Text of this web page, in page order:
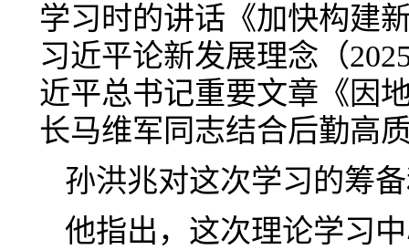
学习时的讲话《加快构建
习近平论新发展理念（
近平总书记重要文章《因
长马维军同志结合后勤高
孙洪兆对这次学习的筹
他指出，这次理论学习